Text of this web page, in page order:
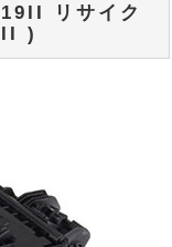
リサイク
)